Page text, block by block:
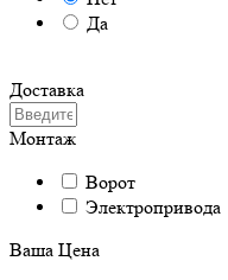
Да
Доставка
Монтаж
Ворот
Электропривода
Ваша Цена